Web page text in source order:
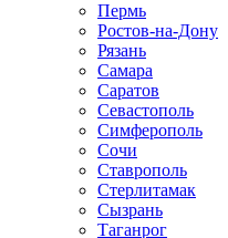
Пермь
Ростов-на-Дону
Рязань
Самара
Саратов
Севастополь
Симферополь
Сочи
Ставрополь
Стерлитамак
Сызрань
Таганрог